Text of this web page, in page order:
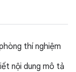
thí nghiệm
nội dung mô tả